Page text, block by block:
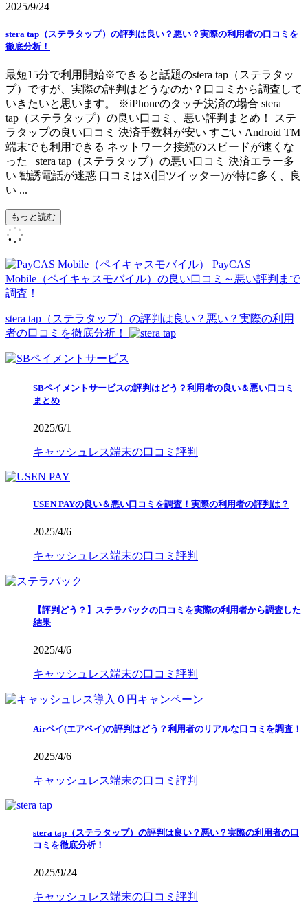
2025/9/24
stera tap（ステラタップ）の評判は良い？悪い？実際の利用者の口コミを
徹底分析！
最短15分で利用開始※できると話題のstera tap（ステラタッ
プ）ですが、実際の評判はどうなのか？口コミから調査して
いきたいと思います。 ※iPhoneのタッチ決済の場合 stera
tap（ステラタップ）の良い口コミ、悪い評判まとめ！ ステ
ラタップの良い口コミ 決済手数料が安い すごい Android TM
端末でも利用できる ネットワーク接続のスピードが速くな
った stera tap（ステラタップ）の悪い口コミ 決済エラー多
い 勧誘電話が迷惑 口コミはX(旧ツイッター)が特に多く、良
い ...
もっと読む
PayCAS
Mobile（ペイキャスモバイル）の良い口コミ～悪い評判まで
調査！
stera tap（ステラタップ）の評判は良い？悪い？実際の利用
者の口コミを徹底分析！
SBペイメントサービスの評判はどう？利用者の良い＆悪い口コミ
まとめ
2025/6/1
キャッシュレス端末の口コミ評判
USEN PAYの良い＆悪い口コミを調査！実際の利用者の評判は？
2025/4/6
キャッシュレス端末の口コミ評判
【評判どう？】ステラパックの口コミを実際の利用者から調査した
結果
2025/4/6
キャッシュレス端末の口コミ評判
Airペイ(エアペイ)の評判はどう？利用者のリアルな口コミを調査！
2025/4/6
キャッシュレス端末の口コミ評判
stera tap（ステラタップ）の評判は良い？悪い？実際の利用者の口
コミを徹底分析！
2025/9/24
キャッシュレス端末の口コミ評判